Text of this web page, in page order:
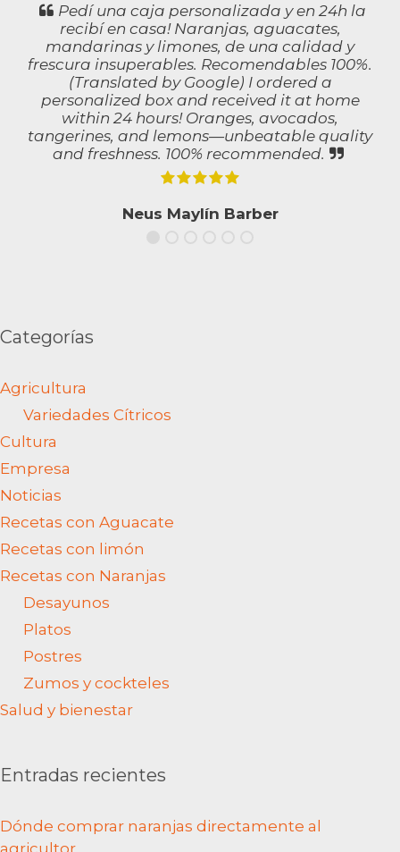
Pedí una caja personalizada y en 24h la
recibí en casa! Naranjas, aguacates,
mandarinas y limones, de una calidad y
frescura insuperables. Recomendables 100%.
(Translated by Google) I ordered a
personalized box and received it at home
within 24 hours! Oranges, avocados,
tangerines, and lemons—unbeatable quality
and freshness. 100% recommended.
Neus Maylín Barber
Categorías
Agricultura
Variedades Cítricos
Cultura
Empresa
Noticias
Recetas con Aguacate
Recetas con limón
Recetas con Naranjas
Desayunos
Platos
Postres
Zumos y cockteles
Salud y bienestar
Entradas recientes
Dónde comprar naranjas directamente al
agricultor